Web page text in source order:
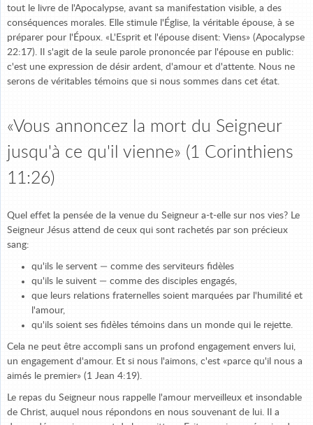
tout le livre de l'Apocalypse, avant sa manifestation visible, a des
conséquences morales. Elle stimule l'Église, la véritable épouse, à se
préparer pour l'Époux. «L'Esprit et l'épouse disent: Viens» (Apocalypse
22:17). Il s'agit de la seule parole prononcée par l'épouse en public:
c'est une expression de désir ardent, d'amour et d'attente. Nous ne
serons de véritables témoins que si nous sommes dans cet état.
«Vous annoncez la mort du Seigneur
jusqu'à ce qu'il vienne» (1 Corinthiens
11:26)
Quel effet la pensée de la venue du Seigneur a-t-elle sur nos vies? Le
Seigneur Jésus attend de ceux qui sont rachetés par son précieux
sang:
qu'ils le servent — comme des serviteurs fidèles
qu'ils le suivent — comme des disciples engagés,
que leurs relations fraternelles soient marquées par l'humilité et
l'amour,
qu'ils soient ses fidèles témoins dans un monde qui le rejette.
Cela ne peut être accompli sans un profond engagement envers lui,
un engagement d'amour. Et si nous l'aimons, c'est «parce qu'il nous a
aimés le premier» (1 Jean 4:19).
Le repas du Seigneur nous rappelle l'amour merveilleux et insondable
de Christ, auquel nous répondons en nous souvenant de lui. Il a